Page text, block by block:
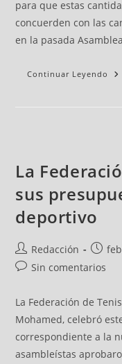
para que estas
concuerden con las
en la pasada
Continuar Leyendo
La
sus
deportivo
Redacción
Sin comentarios
La Federación de
Mohamed, celebró
correspondiente a la
asambleístas